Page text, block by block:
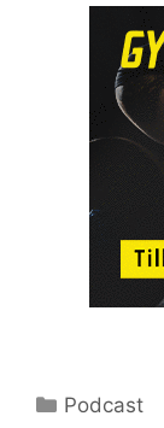
Kategorier
Podcast